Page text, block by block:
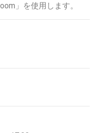
」を使用します。